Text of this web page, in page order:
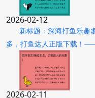
2026-02-12
新标题：深海打鱼乐趣
多，打鱼达人正版下载！
2026-02-11